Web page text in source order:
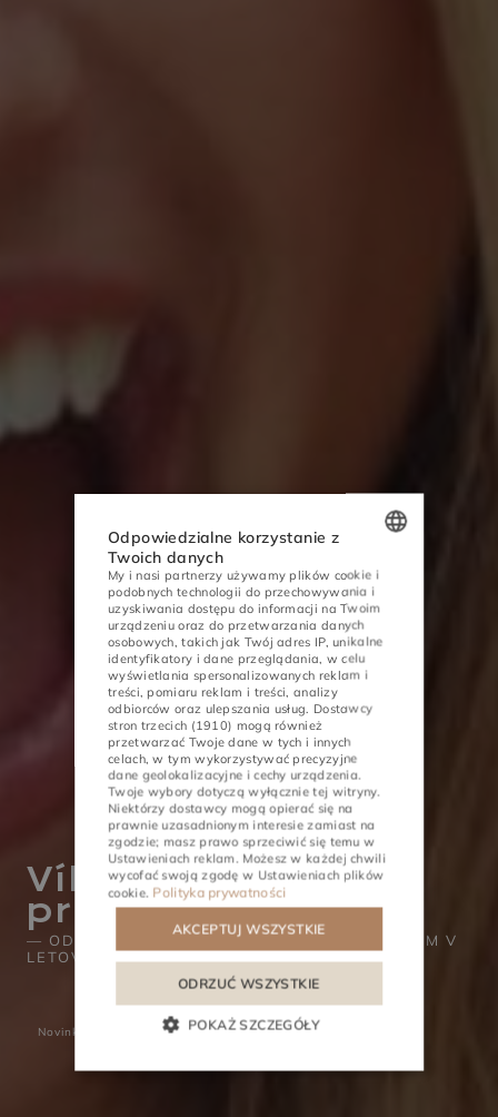
AKTIVITY STRETNUTIA
Víkend v SPA pre
priateľky
— ODPOČÍVAJTE SPOLU SO SVOJÍM PRIATEĽOM V
LETOVISKU LEMON 2026
Novinky a kuriozity Víkend v SPA pre priateľky
POLISH
ENGLISH
GERMAN
CZECH
Odpowiedzialne korzystanie z
Twoich danych
My i nasi partnerzy używamy plików cookie i
podobnych technologii do przechowywania i
uzyskiwania dostępu do informacji na Twoim
urządzeniu oraz do przetwarzania danych
osobowych, takich jak Twój adres IP, unikalne
identyfikatory i dane przeglądania, w celu
wyświetlania spersonalizowanych reklam i
treści, pomiaru reklam i treści, analizy
odbiorców oraz ulepszania usług. Dostawcy
stron trzecich (1910) mogą również
przetwarzać Twoje dane w tych i innych
celach, w tym wykorzystywać precyzyjne
dane geolokalizacyjne i cechy urządzenia.
Twoje wybory dotyczą wyłącznie tej witryny.
Niektórzy dostawcy mogą opierać się na
prawnie uzasadnionym interesie zamiast na
zgodzie; masz prawo sprzeciwić się temu w
Ustawieniach reklam. Możesz w każdej chwili
wycofać swoją zgodę w Ustawieniach plików
cookie. Polityka prywatności
AKCEPTUJ WSZYSTKIE
ODRZUĆ WSZYSTKIE
POKAŻ SZCZEGÓŁY